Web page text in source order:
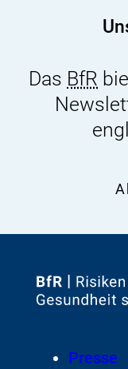
Das BfR
Zur
FooterPresse